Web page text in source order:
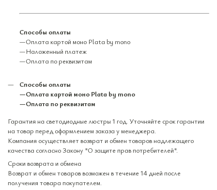
Способы оплаты
—Оплата картой моно Plata by mono
—Наложенный платеж
—Оплата по реквизитам
Способы оплаты
—Оплата картой моно Plata by mono
—Оплата по реквизитам
Гарантия на светодиодные люстры 1 год. Уточняйте срок гарантии
на товар перед оформлением заказа у менеджера.
Компания осуществляет возврат и обмен товаров надлежащего
качества согласно Закону "О защите прав потребителей".
Сроки возврата и обмена
Возврат и обмен товаров возможен в течение 14 дней после
получения товара покупателем.